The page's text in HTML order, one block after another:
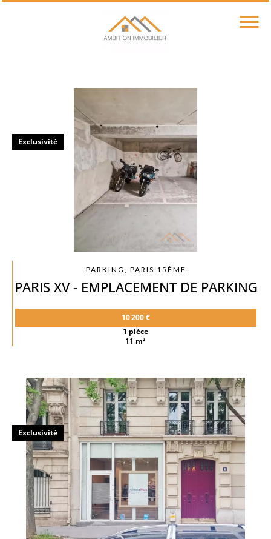
PARKING, PARIS 15ÈME
PARIS XV - EMPLACEMENT DE PARKING
10 200 €
1 pièce
11 m²
Exclusivité
Exclusivité